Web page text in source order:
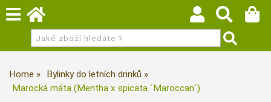
Home
Bylinky do letních drinků
Marocká máta (Mentha x spicata ´Maroccan´)